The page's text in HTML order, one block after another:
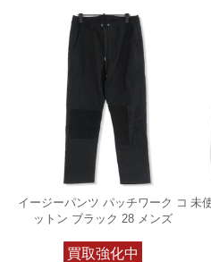
イージーパンツ パッチワーク コ
ットン ブラック 28 メンズ
買取強化中
未